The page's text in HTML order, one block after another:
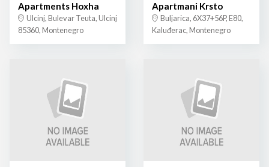
Apartments Hoxha
Ulcinj, Bulevar Teuta, Ulcinj
85360, Montenegro
Apartmani Krsto
Buljarica, 6X37+56P, E80,
Kaluđerac, Montenegro